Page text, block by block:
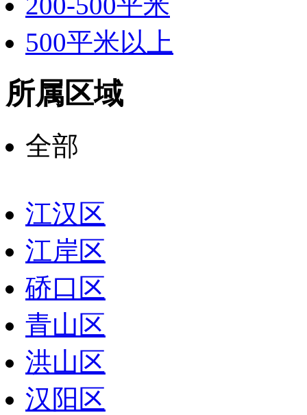
500平米以上
所属区域
全部
江汉区
江岸区
硚口区
青山区
洪山区
汉阳区